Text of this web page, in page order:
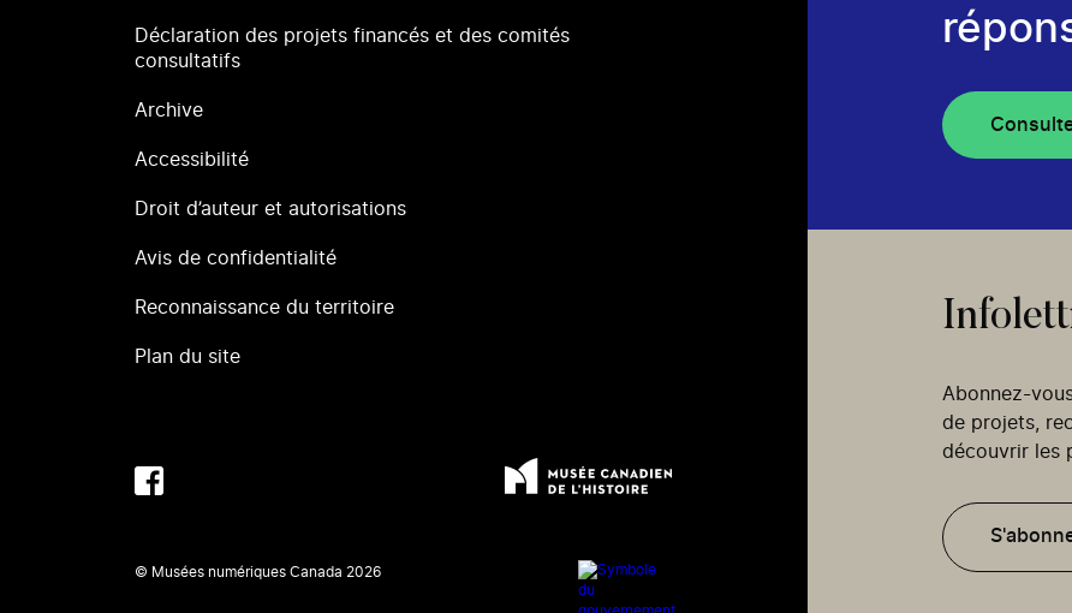
Déclaration des projets financés et des comités
consultatifs
Archive
Accessibilité
Droit d’auteur et autorisations
Avis de confidentialité
Reconnaissance du territoire
Plan du site
© Musées numériques Canada 2026
Abonnez-
de projets,
découvrir les